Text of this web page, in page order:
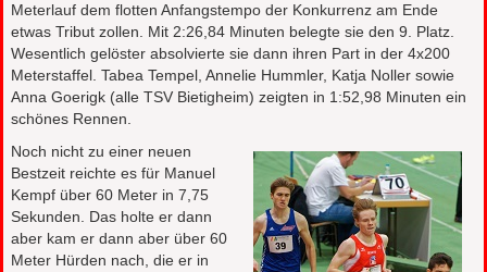
Meterlauf dem flotten Anfangstempo der Konkurrenz am Ende
etwas Tribut zollen. Mit 2:26,84 Minuten belegte sie den 9. Platz.
Wesentlich gelöster absolvierte sie dann ihren Part in der 4x200
Meterstaffel. Tabea Tempel, Annelie Hummler, Katja Noller sowie
Anna Goerigk (alle TSV Bietigheim) zeigten in 1:52,98 Minuten ein
schönes Rennen.
Noch nicht zu einer neuen
Bestzeit reichte es für Manuel
Kempf über 60 Meter in 7,75
Sekunden. Das holte er dann
aber kam er dann aber über 60
Meter Hürden nach, die er in